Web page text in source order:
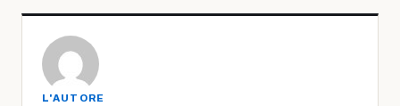
L'AUTORE